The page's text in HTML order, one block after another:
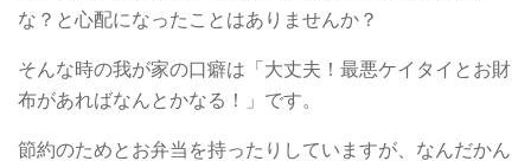
な？と心配になったことはありませんか？
そんな時の我が家の口癖は「大丈夫！最悪ケイタイとお財
布があればなんとかなる！」です。
節約のためとお弁当を持ったりしていますが、なんだかん